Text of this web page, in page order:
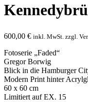
600,00 € inkl. MwSt. zzgl.
Fotoserie „Faded“
Gregor Borwig
Blick in die Hamburger
Modern Print hinter
60 x 60 cm
Limitiert auf EX. 15